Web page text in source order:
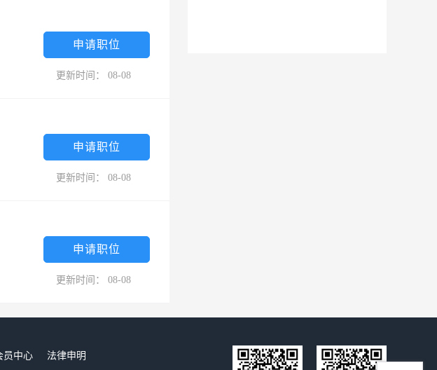
申请职位
更新时间： 08-08
申请职位
更新时间： 08-08
申请职位
更新时间： 08-08
员中心 法律申明